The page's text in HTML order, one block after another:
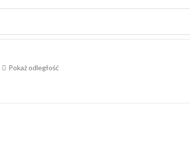
Pokaż odległość